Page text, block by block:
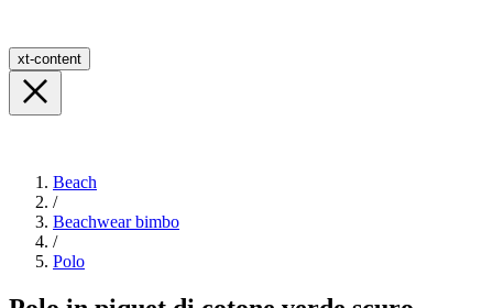
xt-content
Beach
/
Beachwear bimbo
/
Polo